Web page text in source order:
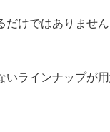
けではありませ
ラインナップが